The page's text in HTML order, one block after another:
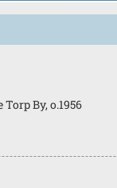
By, o.1956